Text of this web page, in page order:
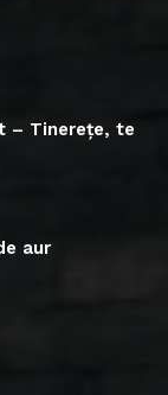
– Tinerețe, te
aur